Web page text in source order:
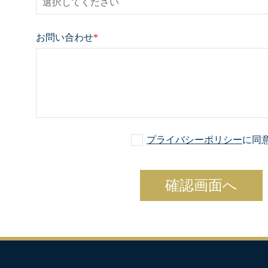
お問い合わせ*
プライバシーポリシーに同